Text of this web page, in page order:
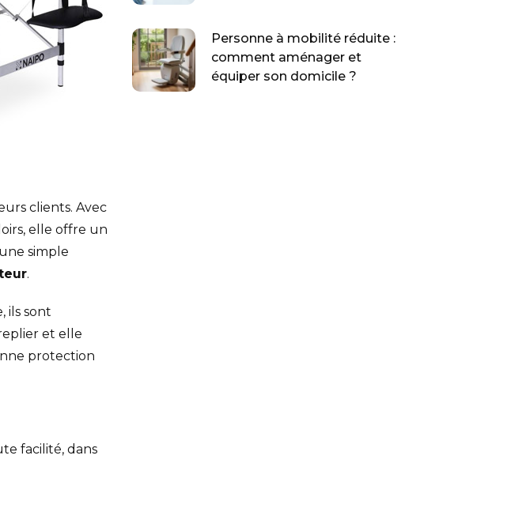
clients. Avec
elle offre un
simple
.
ils sont
et elle
protection
facilité, dans
Personne à mobilité réduite :
comment aménager et
équiper son domicile ?